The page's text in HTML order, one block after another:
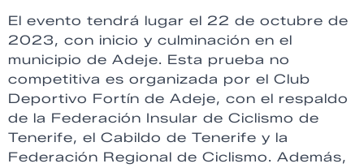
El evento tendrá lugar el 22 de octubre de
2023, con inicio y culminación en el
municipio de Adeje. Esta prueba no
competitiva es organizada por el Club
Deportivo Fortín de Adeje, con el respaldo
de la Federación Insular de Ciclismo de
Tenerife, el Cabildo de Tenerife y la
Federación Regional de Ciclismo. Además,